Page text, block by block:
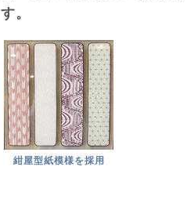
す。
紺屋型紙模様を採用